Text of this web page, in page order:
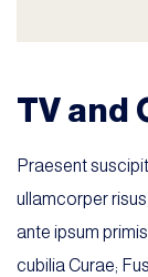
TV and
Praesent
ullamcorper
ante ipsum
cubilia Curae;